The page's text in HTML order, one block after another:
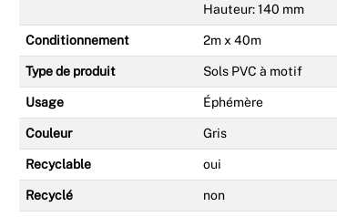
Hauteur: 140 mm
Conditionnement 2m x 40m
Type de produit Sols PVC à motif
Usage Éphémère
Couleur Gris
Recyclable oui
Recyclé non